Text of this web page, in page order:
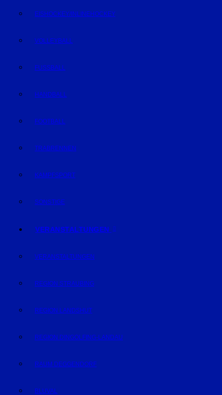
EISHOCKEY/INLINEHOCKEY
VOLLEYBALL
FUSSBALL
HANDBALL
FOOTBALL
TRABRENNEN
KAMPFSPORT
SONSTIGE
VERANSTALTUNGEN
VERANSTALTUNGEN
REGION STRAUBING
REGION LANDSHUT
REGION DINGOLFING-LANDAU
RAUM DEGGENDORF
BLUVAL